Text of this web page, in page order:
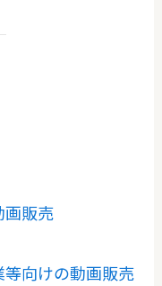
画販売
向けの動画販売